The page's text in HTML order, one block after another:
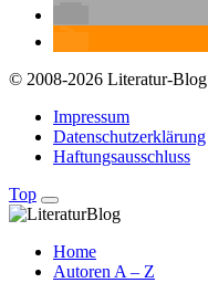
© 2008-2026 Literatur-Blog
Impressum
Datenschutzerklärung
Haftungsausschluss
Top
Home
Autoren A – Z